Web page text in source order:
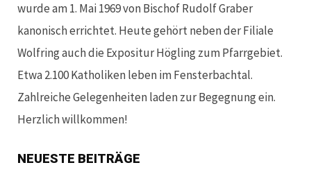
wurde am 1. Mai 1969 von Bischof Rudolf Graber
kanonisch errichtet. Heute gehört neben der Filiale
Wolfring auch die Expositur Högling zum Pfarrgebiet.
Etwa 2.100 Katholiken leben im Fensterbachtal.
Zahlreiche Gelegenheiten laden zur Begegnung ein.
Herzlich willkommen!
NEUESTE BEITRÄGE